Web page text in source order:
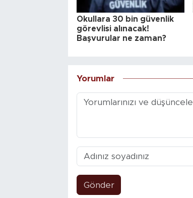
Okullara 30 bin güvenlik
görevlisi alınacak!
Başvurular ne zaman?
Yorumlar
Gönder